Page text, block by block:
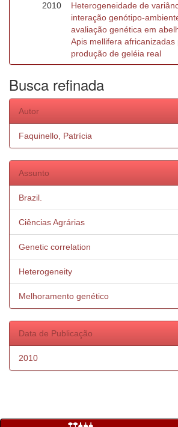
2010
Heterogeneidade de
interação genótipo-
avaliação genética em
Apis mellifera africanizadas
produção de geléia real
Busca refinada
Autor
Faquinello, Patrícia
Assunto
Brazil.
Ciências Agrárias
Genetic correlation
Heterogeneity
Melhoramento genético
Data de Publicação
2010